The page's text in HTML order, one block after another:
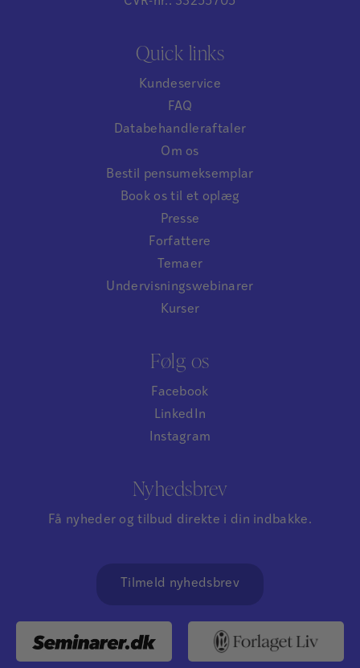
Quick links
Kundeservice
FAQ
Databehandleraftaler
Om os
Bestil pensumeksemplar
Book os til et oplæg
Presse
Forfattere
Temaer
Undervisningswebinarer
Kurser
Følg os
Facebook
LinkedIn
Instagram
Nyhedsbrev
Få nyheder og tilbud direkte i din indbakke.
Tilmeld nyhedsbrev